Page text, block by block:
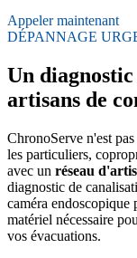
Appeler maintenant
DÉPANNAGE
Un
artisans de
ChronoServe n'est
les particuliers,
avec un réseau
diagnostic de
caméra endoscopique
matériel nécessaire
vos évacuations.